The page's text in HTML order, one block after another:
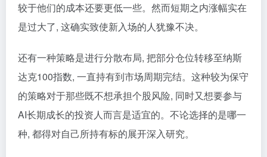
较于他们的成本还要更低一些。然而短期之内涨幅实在
是过大了, 这确实致使新入场的人犹豫不决。
还有一种策略是进行分散布局, 把部分仓位转移至纳斯
达克100指数, 一直持有到市场周期完结。这种较为保守
的策略对于那些既不想承担个股风险, 同时又想要参与
AI长期成长的投资人而言是适宜的。不论选择的是哪一
种, 都得对自己所持有标的展开深入研究。